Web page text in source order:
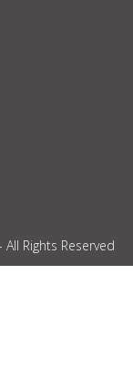
Rights Reserved